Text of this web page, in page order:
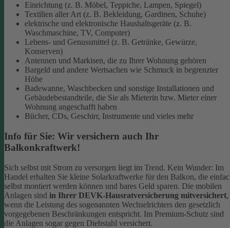
Einrichtung (z. B. Möbel, Teppiche, Lampen, Spiegel)
Textilien aller Art (z. B. Bekleidung, Gardinen, Schuhe)
elektrische und elektronische Haushaltsgeräte (z. B.
Waschmaschine, TV, Computer)
Lebens- und Genussmittel (z. B. Getränke, Gewürze,
Konserven)
Antennen und Markisen, die zu Ihrer Wohnung gehören
Bargeld und andere Wertsachen wie Schmuck in begrenzter
Höhe
Badewanne, Waschbecken und sonstige Installationen und
Gebäudebestandteile, die Sie als Mieterin bzw. Mieter einer
Wohnung angeschafft haben
Bücher, CDs, Geschirr, Instrumente und vieles mehr
Info für Sie: Wir versichern auch Ihr
Balkonkraftwerk!
Sich selbst mit Strom zu versorgen liegt im Trend. Kein Wunder: Im
Handel erhalten Sie kleine Solarkraftwerke für den Balkon, die
selbst montiert werden können und bares Geld sparen. Die mobilen
Anlagen sind in Ihrer DEVK-Hausratversicherung mitversichert,
wenn die Leistung des sogenannten Wechselrichters den gesetzlich
vorgegebenen Beschränkungen entspricht. Im Premium-Schutz sind
die Anlagen sogar gegen Diebstahl versichert.